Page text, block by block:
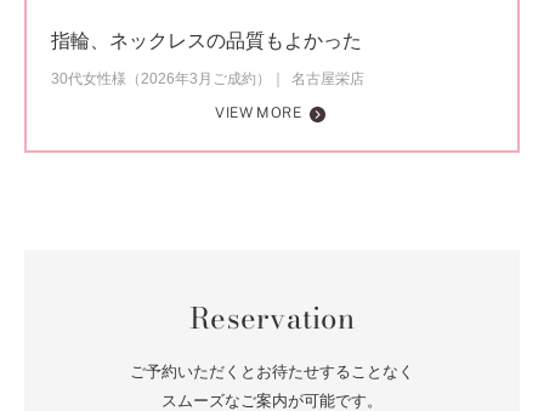
指輪、ネックレスの品質もよかった
30代女性様（2026年3月ご成約）
名古屋栄店
VIEW MORE
Reservation
ご予約いただくとお待たせすることなく
スムーズなご案内が可能です。